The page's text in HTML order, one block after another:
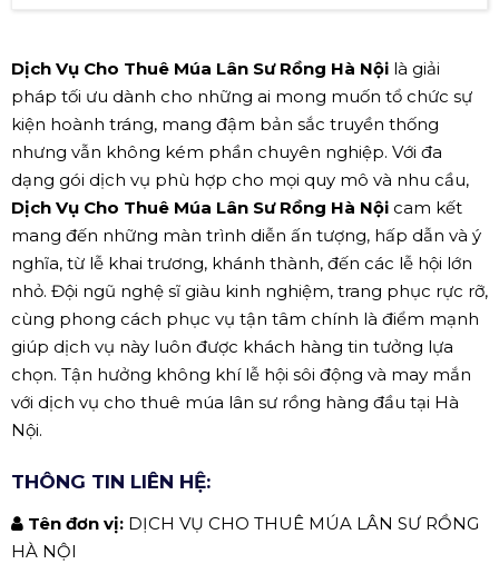
Dịch Vụ Cho Thuê Múa Lân Sư Rồng Hà Nội là giải
pháp tối ưu dành cho những ai mong muốn tổ chức sự
kiện hoành tráng, mang đậm bản sắc truyền thống
nhưng vẫn không kém phần chuyên nghiệp. Với đa
dạng gói dịch vụ phù hợp cho mọi quy mô và nhu cầu,
Dịch Vụ Cho Thuê Múa Lân Sư Rồng Hà Nội cam kết
mang đến những màn trình diễn ấn tượng, hấp dẫn và ý
nghĩa, từ lễ khai trương, khánh thành, đến các lễ hội lớn
nhỏ. Đội ngũ nghệ sĩ giàu kinh nghiệm, trang phục rực rỡ,
cùng phong cách phục vụ tận tâm chính là điểm mạnh
giúp dịch vụ này luôn được khách hàng tin tưởng lựa
chọn. Tận hưởng không khí lễ hội sôi động và may mắn
với dịch vụ cho thuê múa lân sư rồng hàng đầu tại Hà
Nội.
THÔNG TIN LIÊN HỆ:
Tên đơn vị: DỊCH VỤ CHO THUÊ MÚA LÂN SƯ RỒNG
HÀ NỘI